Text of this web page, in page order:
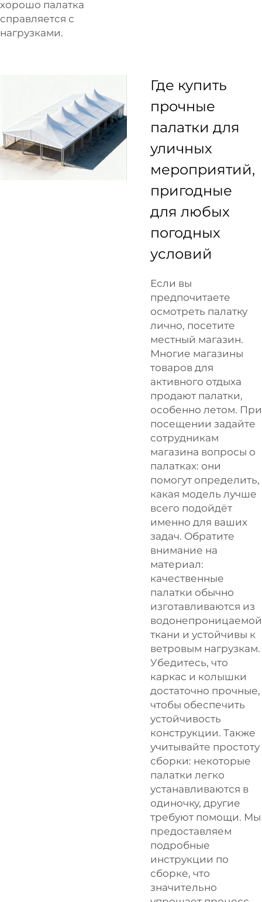
хорошо палатка
справляется с
нагрузками.
Где купить
прочные
палатки для
уличных
мероприятий,
пригодные
для любых
погодных
условий
Если вы
предпочитаете
осмотреть палатку
лично, посетите
местный магазин.
Многие магазины
товаров для
активного отдыха
продают палатки,
особенно летом. При
посещении задайте
сотрудникам
магазина вопросы о
палатках: они
помогут определить,
какая модель лучше
всего подойдёт
именно для ваших
задач. Обратите
внимание на
материал:
качественные
палатки обычно
изготавливаются из
водонепроницаемой
ткани и устойчивы к
ветровым нагрузкам.
Убедитесь, что
каркас и колышки
достаточно прочные,
чтобы обеспечить
устойчивость
конструкции. Также
учитывайте простоту
сборки: некоторые
палатки легко
устанавливаются в
одиночку, другие
требуют помощи. Мы
предоставляем
подробные
инструкции по
сборке, что
значительно